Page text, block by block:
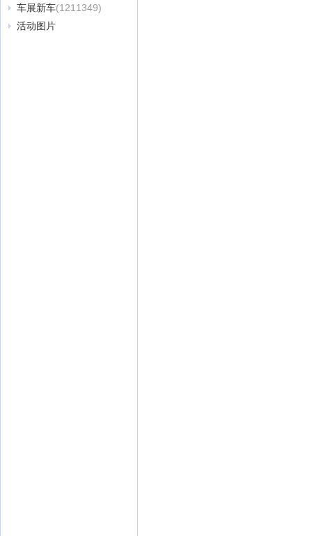
车展新车(1211349)
活动图片